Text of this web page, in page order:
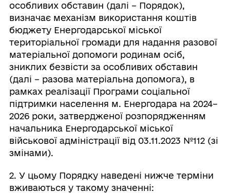
особливих обставин (далі – Порядок),
визначає механізм використання коштів
бюджету Енергодарської міської
територіальної громади для надання разової
матеріальної допомоги родинам осіб,
зниклих безвісти за особливих обставин
(далі – разова матеріальна допомога), в
рамках реалізації Програми соціальної
підтримки населення м. Енергодара на 2024–
2026 роки, затвердженої розпорядженням
начальника Енергодарської міської
військової адміністрації від 03.11.2023 №112 (зі
змінами).
2. У цьому Порядку наведені нижче терміни
вживаються у такому значенні: